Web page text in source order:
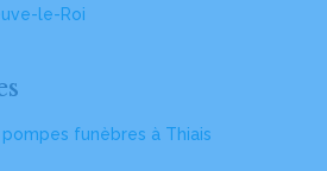
le-Roi
funèbres à Thiais